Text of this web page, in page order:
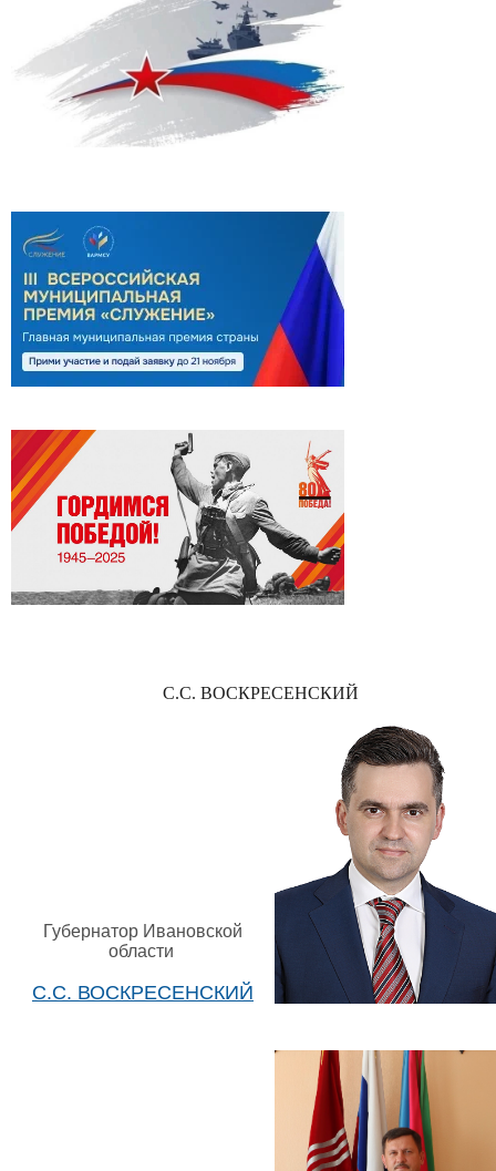
С.С. ВОСКРЕСЕНСКИЙ
Губернатор Ивановской
области
С.С. ВОСКРЕСЕНСКИЙ